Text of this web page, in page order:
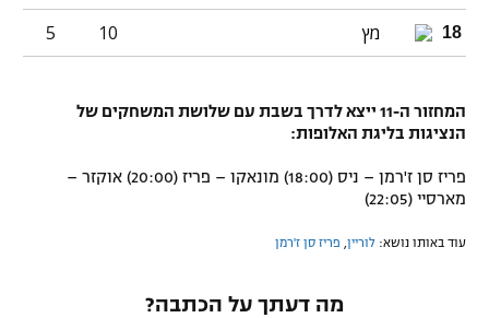
18 מץ 10
5
המחזור ה-11 ייצא לדרך בשבת עם שלושת המשחקים של
הנציגות בליגת האלופות:
פריז סן ז'רמן – ניס (18:00) מונאקו – פריז (20:00) אוקזר –
מארסיי (22:05)
עוד באותו נושא: לוריין פריז סן ז'רמן
מה דעתך על הכתבה?